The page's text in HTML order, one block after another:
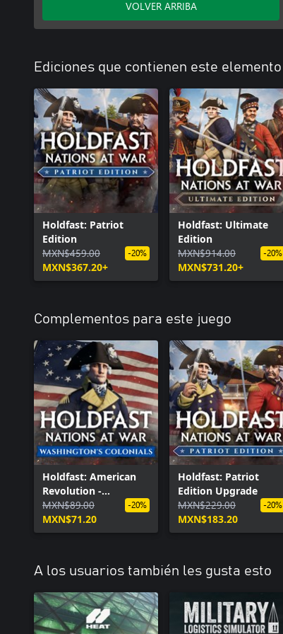
VOLVER ARRIBA
Ediciones que contienen este elemento
Holdfast: Patriot
Edition
MXN$459.00
MXN$367.20+
-20%
Holdfast: Ultimate
Edition
MXN$914.00
MXN$731.20+
-20%
Complementos para este juego
Holdfast: American
Revolution -
Washington's
Colonials
MXN$89.00
MXN$71.20
-20%
Holdfast: Patriot
Edition Upgrade
MXN$229.00
MXN$183.20
-20%
A los usuarios también les gusta esto